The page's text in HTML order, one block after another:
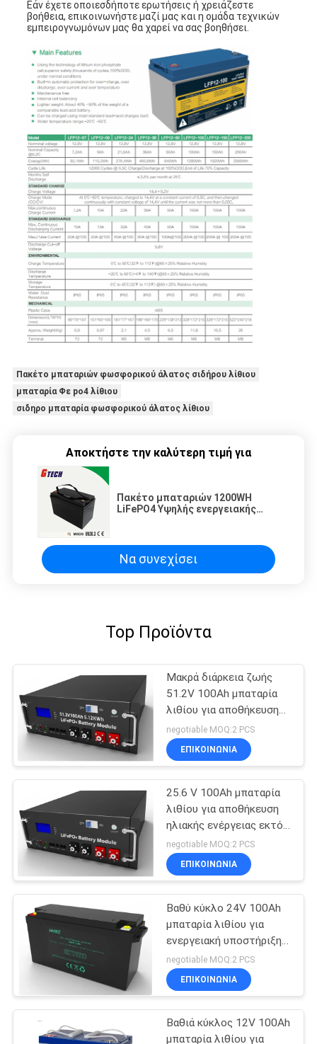
Εάν έχετε οποιεσδήποτε ερωτήσεις ή χρειάζεστε
βοήθεια, επικοινωνήστε μαζί μας και η ομάδα τεχνικών
εμπειρογνωμόνων μας θα χαρεί να σας βοηθήσει.
Πακέτο μπαταριών φωσφορικού άλατος σιδήρου λίθιου
μπαταρία Φε po4 λίθιου
σιδηρο μπαταρία φωσφορικού άλατος λίθιου
Αποκτήστε την καλύτερη τιμή για
Πακέτο μπαταριών 1200WH
LiFePO4 Υψηλής ενεργειακής
Να συνεχίσει
Top Προϊόντα
Μακρά διάρκεια ζωής
51.2V 100Ah μπαταρία
λιθίου για αποθήκευση
ενέργειας
negotiable MOQ:2 PCS
ΕΠΙΚΟΙΝΩΝΙΑ
25.6 V 100Ah μπαταρία
λιθίου για αποθήκευση
ηλιακής ενέργειας εκτός
δικτύου
negotiable MOQ:2 PCS
ΕΠΙΚΟΙΝΩΝΙΑ
Βαθύ κύκλο 24V 100Ah
μπαταρία λιθίου για
ενεργειακή υποστήριξη
και αποθήκευση
ενέργειας
negotiable MOQ:2 PCS
ΕΠΙΚΟΙΝΩΝΙΑ
Βαθιά κύκλος 12V 100Ah
μπαταρία λιθίου για